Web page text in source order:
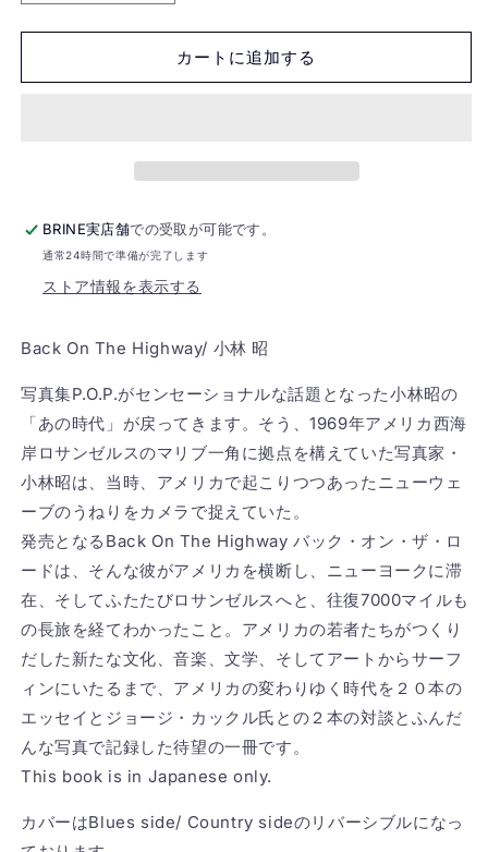
On
The
Akira
減
ら
す
On
The
Highway/
Akira
量
増
や
す
カートに追加する
BRINE実店舗での受取が可能です。
通常24時間で準備が完了します
ストア情報を表示する
Back On The Highway/ 小林 昭
写真集P.O.P.がセンセーショナルな話題となった小林昭の
「あの時代」が戻ってきます。そう、1969年アメリカ西海
岸ロサンゼルスのマリブ一角に拠点を構えていた写真家・
小林昭は、当時、アメリカで起こりつつあったニューウェ
ーブのうねりをカメラで捉えていた。
発売となるBack On The Highway バック・オン・ザ・ロ
ードは、そんな彼がアメリカを横断し、ニューヨークに滞
在、そしてふたたびロサンゼルスへと、往復7000マイルも
の長旅を経てわかったこと。アメリカの若者たちがつくり
だした新たな文化、音楽、文学、そしてアートからサーフ
ィンにいたるまで、アメリカの変わりゆく時代を２０本の
エッセイとジョージ・カックル氏との２本の対談とふんだ
んな写真で記録した待望の一冊です。
This book is in Japanese only.
カバーはBlues side/ Country sideのリバーシブルになっ